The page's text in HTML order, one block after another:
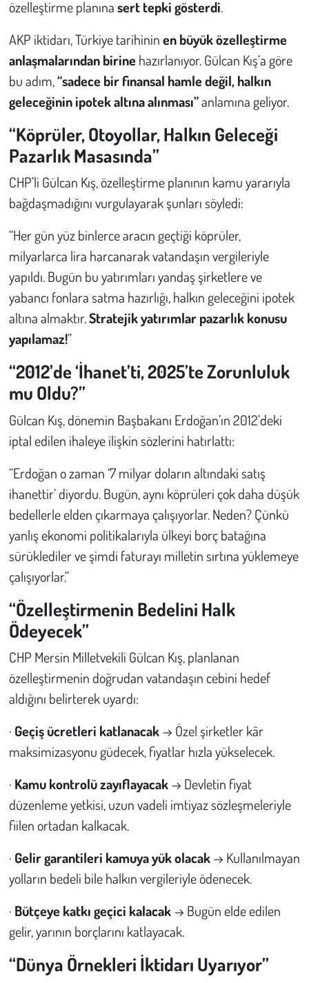
özelleştirme planınasert tepki gösterdi.
AKP iktidarı, Türkiye tarihininen büyük özelleştirme
anlaşmalarından birinehazırlanıyor. Gülcan Kış’a göre
bu adım,“sadece bir finansal hamle değil, halkın
geleceğinin ipotek altına alınması”anlamına geliyor.
“Köprüler, Otoyollar, Halkın Geleceği
Pazarlık Masasında”
CHP’li Gülcan Kış, özelleştirme planının kamu yararıyla
bağdaşmadığını vurgulayarak şunları söyledi:
“Her gün yüz binlerce aracın geçtiği köprüler,
milyarlarca lira harcanarak vatandaşın vergileriyle
yapıldı. Bugün bu yatırımları yandaş şirketlere ve
yabancı fonlara satma hazırlığı, halkın geleceğini ipotek
altına almaktır.Stratejik yatırımlar pazarlık konusu
yapılamaz!”
“2012’de ‘İhanet’ti, 2025’te Zorunluluk
mu Oldu?”
Gülcan Kış, dönemin Başbakanı Erdoğan’ın 2012’deki
iptal edilen ihaleye ilişkin sözlerini hatırlattı:
“Erdoğan o zaman ‘7 milyar doların altındaki satış
ihanettir’ diyordu. Bugün, aynı köprüleri çok daha düşük
bedellerle elden çıkarmaya çalışıyorlar. Neden? Çünkü
yanlış ekonomi politikalarıyla ülkeyi borç batağına
sürüklediler ve şimdi faturayı milletin sırtına yüklemeye
çalışıyorlar.”
“Özelleştirmenin Bedelini Halk
Ödeyecek”
CHP Mersin Milletvekili Gülcan Kış, planlanan
özelleştirmenin doğrudan vatandaşın cebini hedef
aldığını belirterek uyardı:
· Geçiş ücretleri katlanacak→ Özel şirketler kâr
maksimizasyonu güdecek, fiyatlar hızla yükselecek.
· Kamu kontrolü zayıflayacak→ Devletin fiyat
düzenleme yetkisi, uzun vadeli imtiyaz sözleşmeleriyle
fiilen ortadan kalkacak.
· Gelir garantileri kamuya yük olacak→ Kullanılmayan
yolların bedeli bile halkın vergileriyle ödenecek.
· Bütçeye katkı geçici kalacak→ Bugün elde edilen
gelir, yarının borçlarını katlayacak.
“Dünya Örnekleri İktidarı Uyarıyor”
Kent
Eğlence